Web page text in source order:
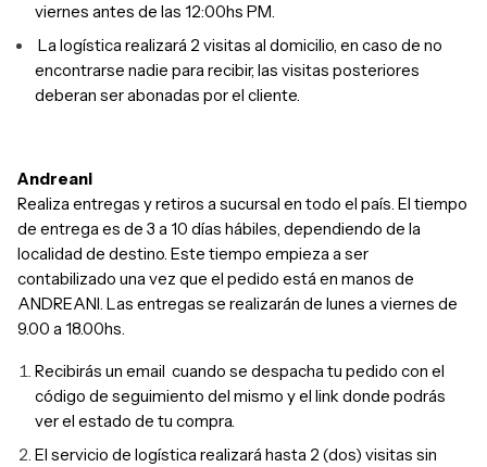
viernes antes de las 12:00hs PM.
La logística realizará 2 visitas al domicilio, en caso de no
encontrarse nadie para recibir, las visitas posteriores
deberan ser abonadas por el cliente.
Andreani
Realiza entregas y retiros a sucursal en todo el país. El tiempo
de entrega es de 3 a 10 días hábiles, dependiendo de la
localidad de destino. Este tiempo empieza a ser
contabilizado una vez que el pedido está en manos de
ANDREANI. Las entregas se realizarán de lunes a viernes de
9.00 a 18.00hs.
Recibirás un email cuando se despacha tu pedido con el
código de seguimiento del mismo y el link donde podrás
ver el estado de tu compra.
El servicio de logística realizará hasta 2 (dos) visitas sin